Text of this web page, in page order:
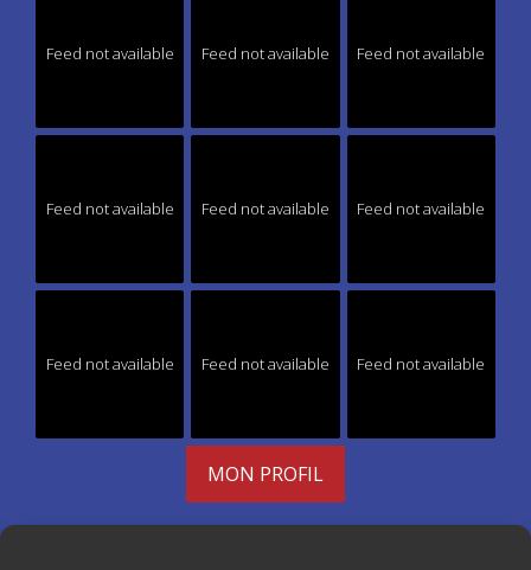
Feed not available Feed not available Feed not available
Feed not available Feed not available Feed not available
Feed not available Feed not available Feed not available
MON PROFIL